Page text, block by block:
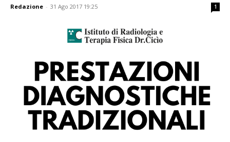
Redazione - 31 Ago 2017 19:25 1